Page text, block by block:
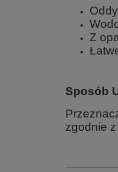
Z
Sposób
zgodnie